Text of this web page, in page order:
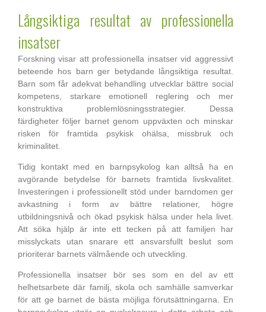
Långsiktiga resultat av professionella
insatser
Forskning visar att professionella insatser vid aggressivt
beteende hos barn ger betydande långsiktiga resultat.
Barn som får adekvat behandling utvecklar bättre social
kompetens, starkare emotionell reglering och mer
konstruktiva problemlösningsstrategier. Dessa
färdigheter följer barnet genom uppväxten och minskar
risken för framtida psykisk ohälsa, missbruk och
kriminalitet.
Tidig kontakt med en barnpsykolog kan alltså ha en
avgörande betydelse för barnets framtida livskvalitet.
Investeringen i professionellt stöd under barndomen ger
avkastning i form av bättre relationer, högre
utbildningsnivå och ökad psykisk hälsa under hela livet.
Att söka hjälp är inte ett tecken på att familjen har
misslyckats utan snarare ett ansvarsfullt beslut som
prioriterar barnets välmående och utveckling.
Professionella insatser bör ses som en del av ett
helhetsarbete där familj, skola och samhälle samverkar
för att ge barnet de bästa möjliga förutsättningarna. En